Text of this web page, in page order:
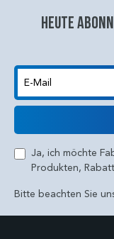
Heute
E-Mail
Ja, ich möchte
Produkten,
Bitte beachten Sie